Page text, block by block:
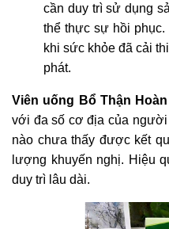
cần duy trì sử dụng
thể thực sự hồi
khi sức khỏe đã cải
phát.
Viên uống Bổ Thận Hoàn
với đa số cơ địa của người
nào chưa thấy được kết
lượng khuyến nghị. Hiệu
duy trì lâu dài.